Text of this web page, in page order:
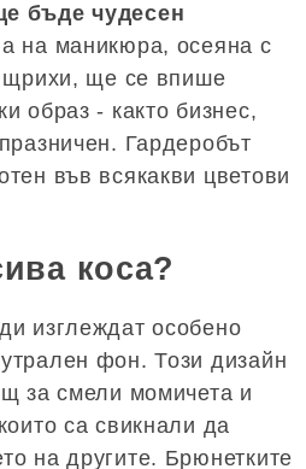
бъде чудесен
на маникюра, осеяна с
щрихи, ще се впише
образ - както бизнес,
Гардеробът
във всякакви цветови
коса?
изглеждат особено
фон. Този дизайн
за смели момичета и
са свикнали да
на другите. Брюнетките